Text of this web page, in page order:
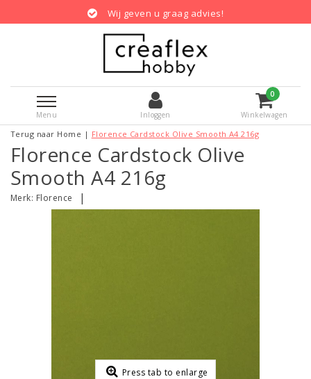
Wij geven u graag advies!
Menu Inloggen
0
Winkelwagen
Terug naar Home | Florence Cardstock Olive Smooth A4 216g
Florence Cardstock Olive
Smooth A4 216g
Merk: Florence |
Press tab to enlarge